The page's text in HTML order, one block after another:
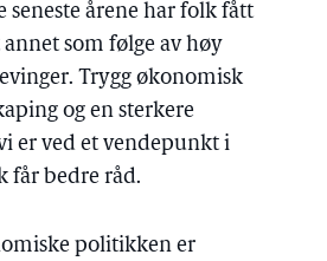
seneste årene har folk fått
som følge av høy
Trygg økonomisk
og en sterkere
er ved et vendepunkt i
får bedre råd.
politikken er